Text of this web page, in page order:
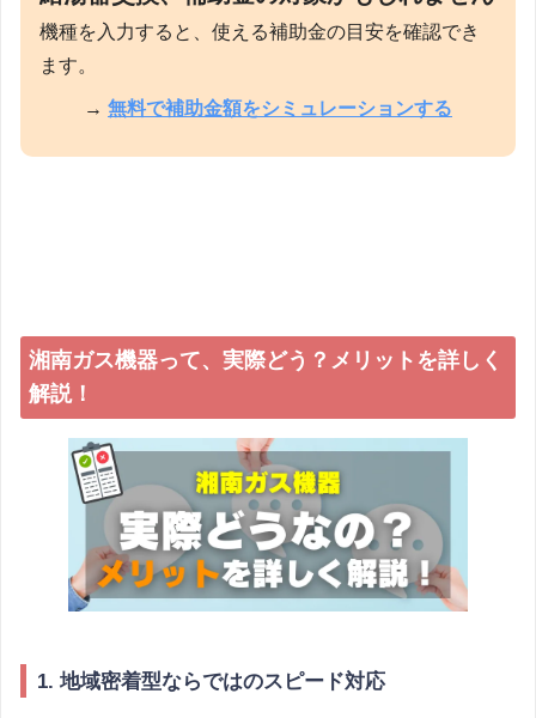
機種を入力すると、使える補助金の目安を確認でき
ます。
→ 無料で補助金額をシミュレーションする
湘南ガス機器って、実際どう？メリットを詳しく
解説！
1. 地域密着型ならではのスピード対応